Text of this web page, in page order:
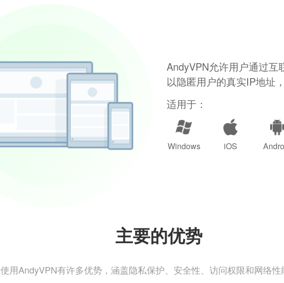
AndyVPN允许用户通过
以隐匿用户的真实IP地址
适用于：
Windows iOS
主要的优势
使用AndyVPN有许多优势，涵盖隐私保护、安全性、访问权限和网络